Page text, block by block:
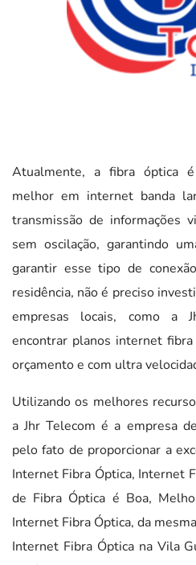
Atualmente, a fibra óptica
melhor em internet banda
transmissão de informações
sem oscilação, garantindo
garantir esse tipo de
residência, não é preciso
empresas locais, como a
encontrar planos internet
orçamento e com ultra
Utilizando os melhores
a Jhr Telecom é a empresa
pelo fato de proporcionar a
Internet Fibra Óptica, Internet
de Fibra Óptica é Boa,
Internet Fibra Óptica, da
Internet Fibra Óptica na Vila